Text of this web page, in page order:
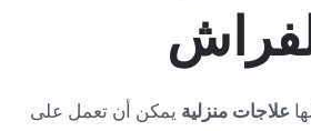
علاجات منزلية يمكن أن تعمل على